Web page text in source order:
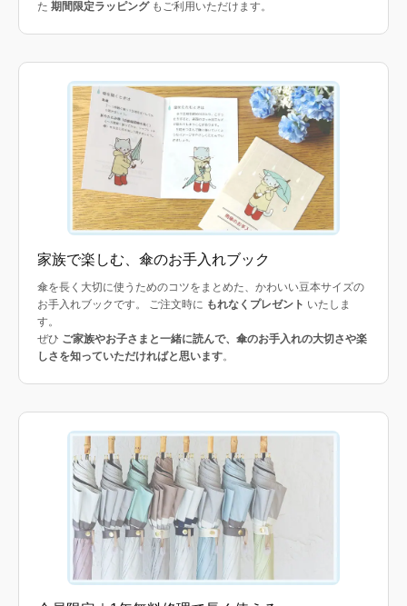
た 期間限定ラッピングもご利用いただけます。
家族で楽しむ、傘のお手入れブック
傘を長く大切に使うためのコツをまとめた、かわいい豆本サイズの
お手入れブックです。 ご注文時に もれなくプレゼント いたしま
す。
ぜひ ご家族やお子さまと一緒に読んで、傘のお手入れの大切さや楽
しさを知っていただければと思います。